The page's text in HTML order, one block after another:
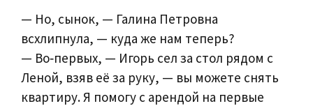
— Но, сынок, — Галина Петровна
всхлипнула, — куда же нам теперь?
— Во‑первых, — Игорь сел за стол рядом с
Леной, взяв её за руку, — вы можете снять
квартиру. Я помогу с арендой на первые